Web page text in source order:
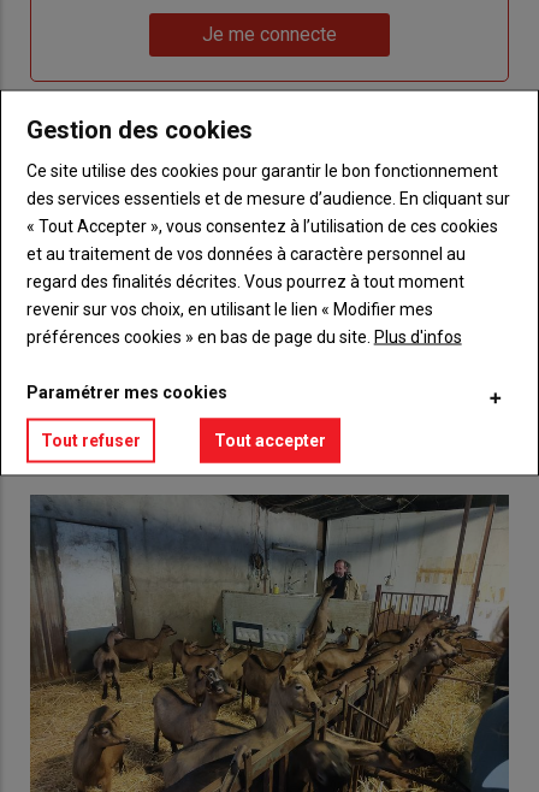
de
me
Je me connecte
Sous-
titre
Vous n'êtes pas abonné(e)
TITRE CRÉEZ UN COMPTE
BodyChoisissez votre formule et créez votre
compte pour accéder à tout {nom-site}.
Lien Créez un compte
VOUS AIMEREZ AUSSI
Gestion des cookies
Ce site utilise des cookies pour garantir le bon fonctionnement
des services essentiels et de mesure d’audience. En cliquant sur
« Tout Accepter », vous consentez à l’utilisation de ces cookies
et au traitement de vos données à caractère personnel au
regard des finalités décrites. Vous pourrez à tout moment
revenir sur vos choix, en utilisant le lien « Modifier mes
préférences cookies » en bas de page du site. Plus d'infos
Paramétrer mes cookies
Tout refuser Tout accepter